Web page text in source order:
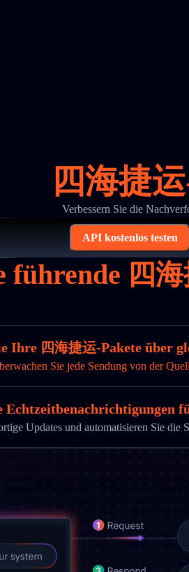
四海捷
Verbessern Sie die
API kostenlos testen
führende 四
Ihre 四海捷运-Pakete über
Sie jede Sendung von der
Echtzeitbenachrichtigungen
Updates und automatisieren Sie